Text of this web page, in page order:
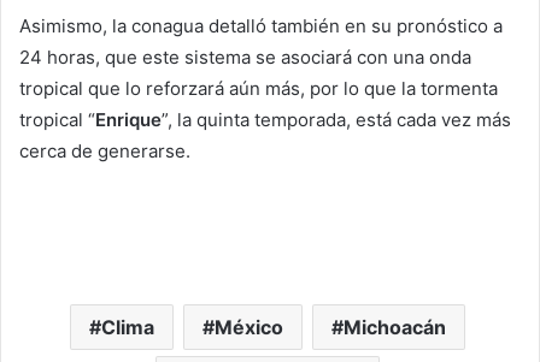
Asimismo, la conagua detalló también en su pronóstico a
24 horas, que este sistema se asociará con una onda
tropical que lo reforzará aún más, por lo que la tormenta
tropical “Enrique”, la quinta temporada, está cada vez más
cerca de generarse.
Clima México Michoacán